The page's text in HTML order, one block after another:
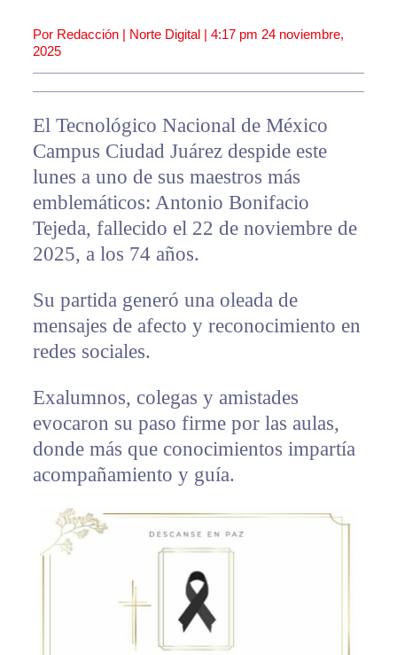
Por Redacción | Norte Digital | 4:17 pm 24 noviembre,
2025
El Tecnológico Nacional de México
Campus Ciudad Juárez despide este
lunes a uno de sus maestros más
emblemáticos: Antonio Bonifacio
Tejeda, fallecido el 22 de noviembre de
2025, a los 74 años.
Su partida generó una oleada de
mensajes de afecto y reconocimiento en
redes sociales.
Exalumnos, colegas y amistades
evocaron su paso firme por las aulas,
donde más que conocimientos impartía
acompañamiento y guía.